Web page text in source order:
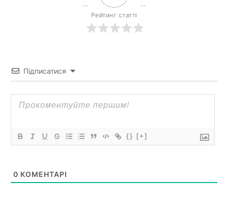
Рейтинг статті
Підписатися
{} [+]
0 КОМЕНТАРІ